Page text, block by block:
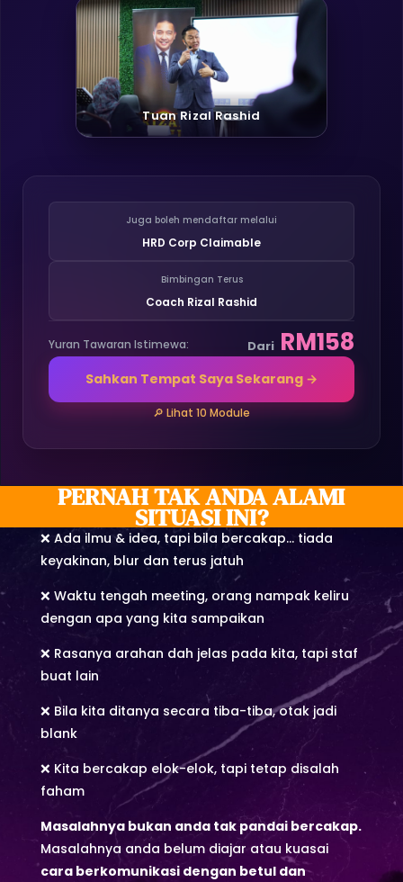
Tuan Rizal Rashid
Juga boleh mendaftar melalui
HRD Corp Claimable
Bimbingan Terus
Coach Rizal Rashid
Yuran Tawaran Istimewa: Dari RM158
Sahkan Tempat Saya Sekarang →
🔎 Lihat 10 Module
PERNAH TAK ANDA ALAMI
SITUASI INI?
❌ Ada ilmu & idea, tapi bila bercakap… tiada
keyakinan, blur dan terus jatuh
❌ Waktu tengah meeting, orang nampak keliru
dengan apa yang kita sampaikan
❌ Rasanya arahan dah jelas pada kita, tapi staf
buat lain
❌ Bila kita ditanya secara tiba-tiba, otak jadi
blank
❌ Kita bercakap elok-elok, tapi tetap disalah
faham
Masalahnya bukan anda tak pandai bercakap.
Masalahnya anda belum diajar atau kuasai
cara berkomunikasi dengan betul dan